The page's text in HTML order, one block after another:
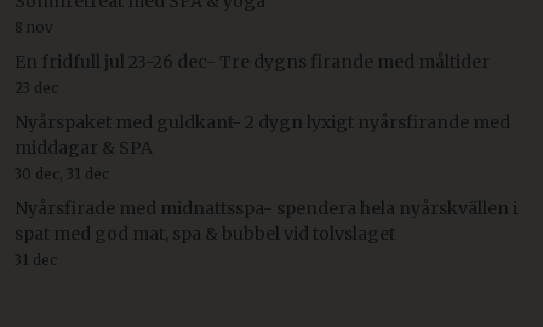
8 nov
En fridfull jul 23-26 dec- Tre dygns firande med måltider
23 dec
Nyårspaket med guldkant- 2 dygn lyxigt nyårsfirande med
middagar & SPA
30 dec, 31 dec
Nyårsfirade med midnattsspa- spendera hela nyårskvällen i
spat med god mat, spa & bubbel vid tolvslaget
31 dec